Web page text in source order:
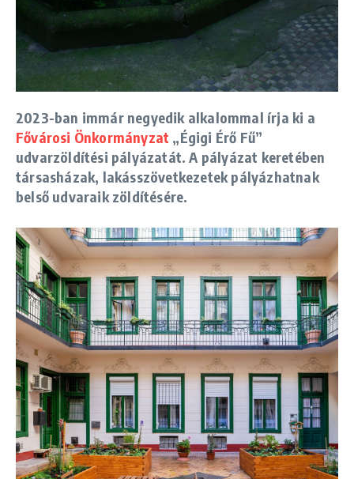
2023-ban immár negyedik alkalommal írja ki a
Fővárosi Önkormányzat „Égigi Érő Fű”
udvarzöldítési pályázatát. A pályázat keretében
társasházak, lakásszövetkezetek pályázhatnak
belső udvaraik zöldítésére.